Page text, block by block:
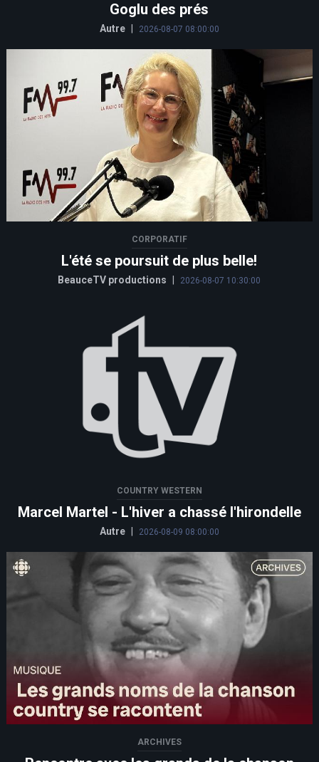
Goglu des prés
Autre 2026-08-07 08:00:00
CORPORATIF
L'été se poursuit de plus belle!
BeauceTV productions 2026-08-07 10:30:00
COUNTRY WESTERN
Marcel Martel - L'hiver a chassé l'hirondelle
Autre 2026-08-09 08:00:00
ARCHIVES